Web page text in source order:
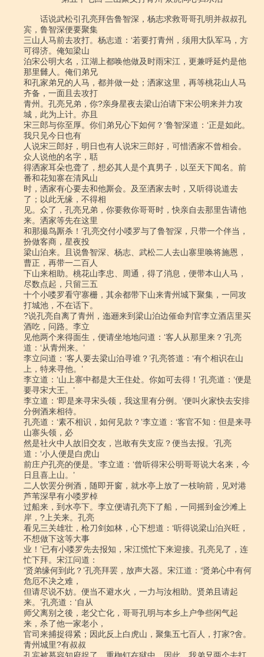
话说武松引孔亮拜告鲁智深，杨志求救哥哥孔明并叔叔孔
宾，鲁智深便要聚集
三山人马前去攻打。杨志道：‘若要打青州，须用大队军马，方
可得济。俺知梁山
泊宋公明大名，江湖上都唤他做及时雨宋江，更兼呼延灼是他
那里雠人。俺们弟兄
和孔家弟兄的人马，都并做一处；洒家这里，再等桃花山人马
齐备，一面且去攻打
青州。孔亮兄弟，你?亲身星夜去梁山泊请下宋公明来并力攻
城，此为上计。亦且
宋三郎与你至厚。你们弟兄心下如何？’鲁智深道：‘正是如此。
我只见今日也有
人说宋三郎好，明日也有人说宋三郎好，可惜洒家不曾相会。
众人说他的名字，聒
得洒家耳朵也聋了，想必其人是个真男子，以至天下闻名。前
番和花知寨在清风山
时，洒家有心要去和他厮会。及至洒家去时，又听得说道去
了；以此无缘，不得相
见。众了，孔亮兄弟，你要救你哥哥时，快亲自去那里告请他
来。洒家等先在这里
和那撮鸟厮杀！’孔亮交付小喽罗与了鲁智深，只带一个伴当，
扮做客商，星夜投
梁山泊来。且说鲁智深、杨志、武松二人去山寨里唤将施恩，
曹正，再带一二百人
下山来相助。桃花山李忠、周通，得了消息，便带本山人马，
尽数点起，只留三五
十个小喽罗看守寨栅，其余都带下山来青州城下聚集，一同攻
打城池，不在话下。
?说孔亮自离了青州，迤逦来到梁山泊边催命判官李立酒店里买
酒吃，问路。李立
见他两个来得面生，便请坐地地问道：‘客人从那里来？’孔亮
道：‘从青州来。’
李立问道：‘客人要去梁山泊寻谁？’孔亮答道：‘有个相识在山
上，特来寻他。’
李立道：‘山上寨中都是大王住处。你如可去得！’孔亮道：‘便是
要寻宋大王。’
李立道：‘即是来寻宋头领，我这里有分例。’便叫火家快去安排
分例酒来相待。
孔亮道：‘素不相识，如何见款？’李立道：‘客官不知：但是来寻
山寨头领，必
然是社火中人故旧交友，岂敢有失支应？便当去报。’孔亮
道：‘小人便是白虎山
前庄户孔亮的便是。’李立道：‘曾听得宋公明哥哥说大名来，今
日且喜上山。’
二人饮罢分例酒，随即开窗，就水亭上放了一枝响箭，见对港
芦苇深早有小喽罗棹
过船来，到水亭下。李立便请孔亮下了船，一同摇到金沙滩上
岸，?上关来。孔亮
看见三关雄壮，枪刀剑如林，心下想道：‘听得说梁山泊兴旺，
不想做下这等大事
业！’已有小喽罗先去报知，宋江慌忙下来迎接。孔亮见了，连
忙下拜。宋江问道：
‘贤弟缘何到此？’孔亮拜罢，放声大器。宋江道：‘贤弟心中有何
危厄不决之难，
但请尽说不妨。便当不避水火，一力与汝相助。贤弟且请起
来。’孔亮道：‘自从
师父离别之後，老父亡化，哥哥孔明与本乡上户争些闲气起
来，杀了他一家老小，
官司来捕捉得紧；因此反上白虎山，聚集五七百人，打家?舍。
青州城里?有叔叔